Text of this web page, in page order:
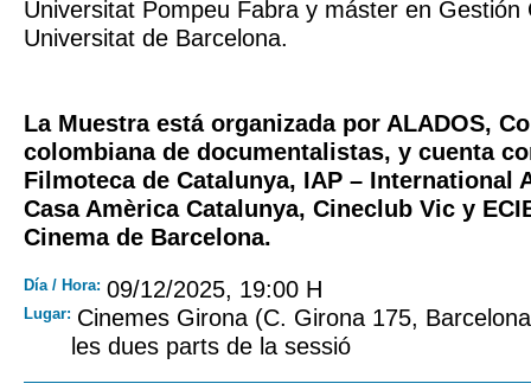
Universitat Pompeu Fabra y máster en Gestión
Universitat de Barcelona.
La Muestra está organizada por ALADOS,
colombiana de documentalistas, y cuenta
Filmoteca de Catalunya, IAP – International
Casa Amèrica Catalunya, Cineclub Vic y
Cinema de Barcelona.
Día / Hora: 09/12/2025, 19:00 H
Lugar: Cinemes Girona (C. Girona 175,
les dues parts de la sessió